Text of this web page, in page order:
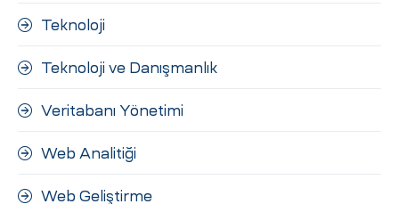
Teknoloji
Teknoloji ve Danışmanlık
Veritabanı Yönetimi
Web Analitiği
Web Geliştirme